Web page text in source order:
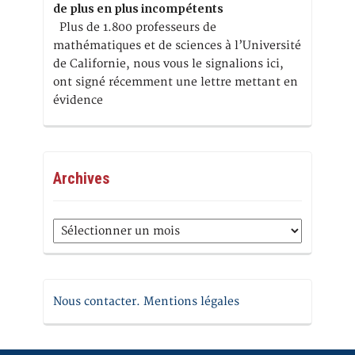
de plus en plus incompétents
Plus de 1.800 professeurs de
mathématiques et de sciences à l’Université
de Californie, nous vous le signalions ici,
ont signé récemment une lettre mettant en
évidence
Archives
Archives
Nous contacter. Mentions légales